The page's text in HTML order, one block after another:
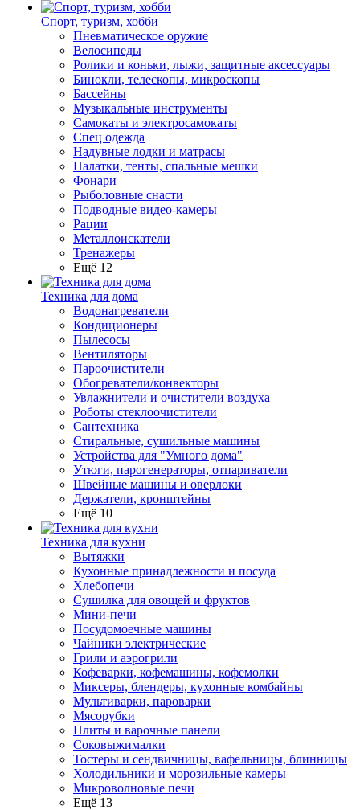
Спорт, туризм, хобби
Пневматическое оружие
Велосипеды
Ролики и коньки, лыжи, защитные аксессуары
Бинокли, телескопы, микроскопы
Бассейны
Музыкальные инструменты
Самокаты и электросамокаты
Спец одежда
Надувные лодки и матрасы
Палатки, тенты, спальные мешки
Фонари
Рыболовные снасти
Подводные видео-камеры
Рации
Металлоискатели
Тренажеры
Ещё 12
Техника для дома
Водонагреватели
Кондиционеры
Пылесосы
Вентиляторы
Пароочистители
Обогреватели/конвекторы
Увлажнители и очистители воздуха
Роботы стеклоочистители
Сантехника
Стиральные, сушильные машины
Устройства для "Умного дома"
Утюги, парогенераторы, отпариватели
Швейные машины и оверлоки
Держатели, кронштейны
Ещё 10
Техника для кухни
Вытяжки
Кухонные принадлежности и посуда
Хлебопечи
Сушилка для овощей и фруктов
Мини-печи
Посудомоечные машины
Чайники электрические
Грили и аэрогрили
Кофеварки, кофемашины, кофемолки
Миксеры, блендеры, кухонные комбайны
Мультиварки, пароварки
Мясорубки
Плиты и варочные панели
Соковыжималки
Тостеры и сендвичницы, вафельницы, блинницы
Холодильники и морозильные камеры
Микроволновые печи
Ещё 13